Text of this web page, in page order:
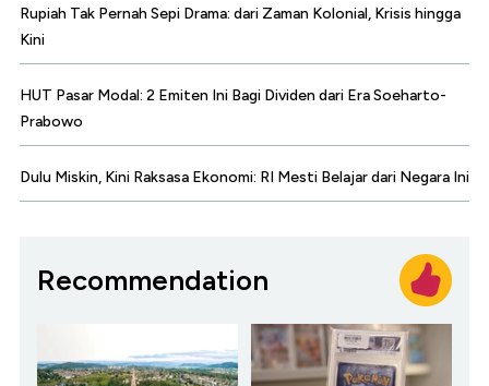
Rupiah Tak Pernah Sepi Drama: dari Zaman Kolonial, Krisis hingga
Kini
HUT Pasar Modal: 2 Emiten Ini Bagi Dividen dari Era Soeharto-
Prabowo
Dulu Miskin, Kini Raksasa Ekonomi: RI Mesti Belajar dari Negara Ini
Recommendation